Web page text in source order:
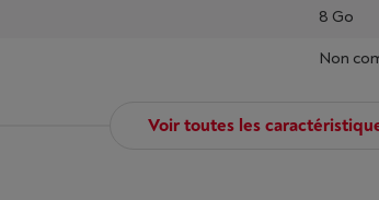
8 Go
Non
Voir toutes les